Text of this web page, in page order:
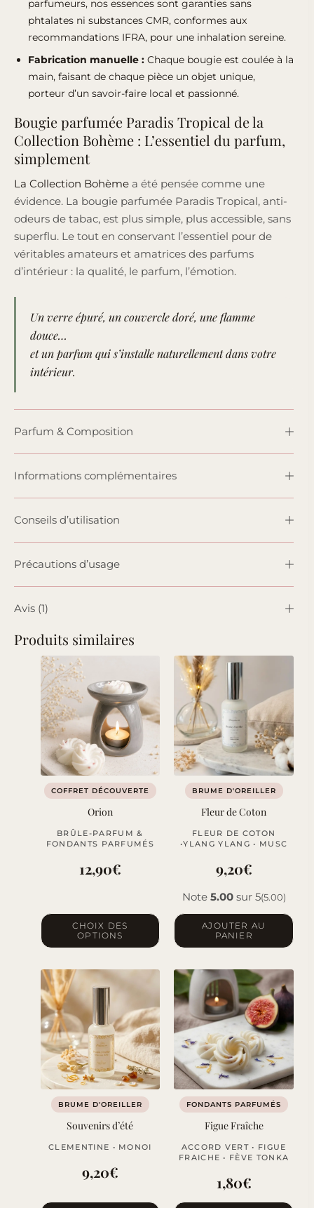
parfumeurs, nos essences sont garanties sans
phtalates ni substances CMR, conformes aux
recommandations IFRA, pour une inhalation sereine.
Fabrication manuelle : Chaque bougie est coulée à la
main, faisant de chaque pièce un objet unique,
porteur d’un savoir-faire local et passionné.
Bougie parfumée Paradis Tropical de la
Collection Bohème : L’essentiel du parfum,
simplement
La Collection Bohème a été pensée comme une
évidence. La bougie parfumée Paradis Tropical, anti-
odeurs de tabac, est plus simple, plus accessible, sans
superflu. Le tout en conservant l’essentiel pour de
véritables amateurs et amatrices des parfums
d’intérieur : la qualité, le parfum, l’émotion.
Un verre épuré, un couvercle doré, une flamme
douce…
et un parfum qui s’installe naturellement dans votre
intérieur.
Parfum & Composition
Informations complémentaires
Conseils d’utilisation
Précautions d’usage
Avis (1)
Produits similaires
COFFRET DÉCOUVERTE
Orion
BRÛLE-PARFUM &
FONDANTS PARFUMÉS
12,90€
CHOIX DES
OPTIONS
Ce
produit
plusieurs
variations.
Les
options
peuvent
être
choisies
sur
la
produit
BRUME D'OREILLER
Fleur de Coton
FLEUR DE COTON
•YLANG YLANG • MUSC
9,20€
Note 5.00sur 5(5.00)
AJOUTER AU
PANIER
BRUME D'OREILLER
Souvenirs d’été
CLEMENTINE • MONOI
9,20€
FONDANTS PARFUMÉS
Figue Fraîche
ACCORD VERT • FIGUE
FRAICHE • FÈVE TONKA
1,80€